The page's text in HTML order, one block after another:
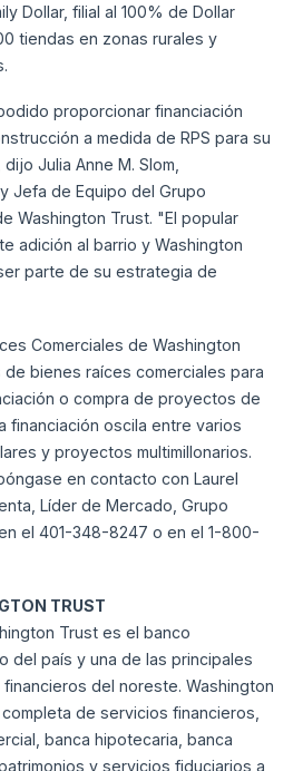
Dollar, filial al 100% de Dollar
tiendas en zonas rurales y
proporcionar financiación
a medida de RPS para su
Julia Anne M. Slom,
Jefa de Equipo del Grupo
Washington Trust. "El popular
adición al barrio y Washington
parte de su estrategia de
Comerciales de Washington
bienes raíces comerciales para
o compra de proyectos de
financiación oscila entre varios
y proyectos multimillonarios.
en contacto con Laurel
Líder de Mercado, Grupo
el 401-348-8247 o en el 1-800-
TRUST
Trust es el banco
del país y una de las principales
del noreste. Washington
de servicios financieros,
banca hipotecaria, banca
y servicios fiduciarios a